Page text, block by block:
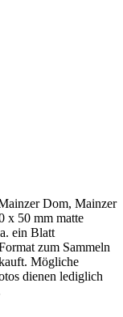
Dom, Mainzer
x 50 mm matte
ein Blatt
zum Sammeln
Mögliche
dienen lediglich